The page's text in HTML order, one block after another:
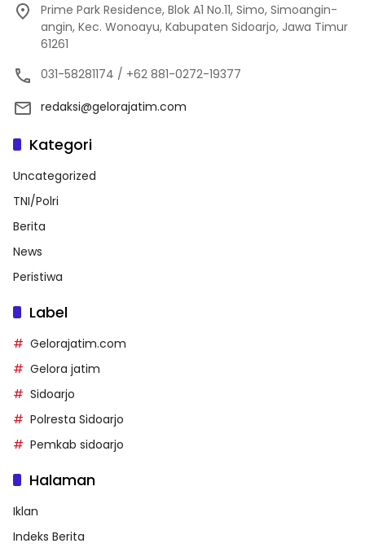
Prime Park Residence, Blok A1 No.11, Simo, Simoangin-
angin, Kec. Wonoayu, Kabupaten Sidoarjo, Jawa Timur
61261
031-58281174 / +62 881-0272-19377
redaksi@gelorajatim.com
Kategori
Uncategorized
TNI/Polri
Berita
News
Peristiwa
Label
Gelorajatim.com
Gelora jatim
Sidoarjo
Polresta Sidoarjo
Pemkab sidoarjo
Halaman
Iklan
Indeks Berita